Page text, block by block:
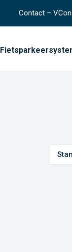
Contact –